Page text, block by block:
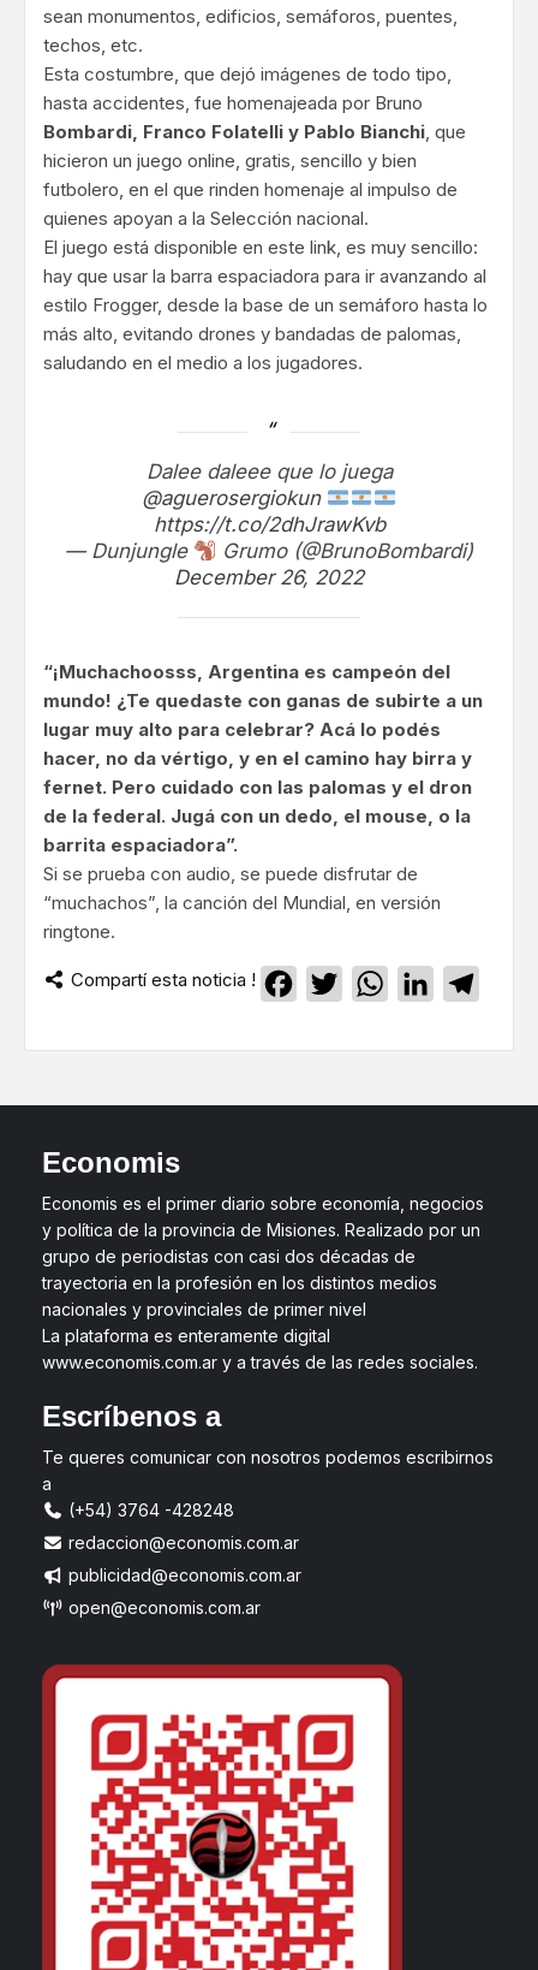
sean monumentos, edificios, semáforos, puentes,
techos, etc.
Esta costumbre, que dejó imágenes de todo tipo,
hasta accidentes, fue homenajeada por Bruno
Bombardi, Franco Folatelli y Pablo Bianchi , que
hicieron un juego online, gratis, sencillo y bien
futbolero, en el que rinden homenaje al impulso de
quienes apoyan a la Selección nacional.
El juego está disponible en este link, es muy sencillo:
hay que usar la barra espaciadora para ir avanzando al
estilo Frogger, desde la base de un semáforo hasta lo
más alto, evitando drones y bandadas de palomas,
saludando en el medio a los jugadores.
Dalee daleee que lo juega
@aguerosergiokun
https://t.co/2dhJrawKvb
— Dunjungle
Grumo (@BrunoBombardi)
December 26, 2022
“¡Muchachoosss, Argentina es campeón del
mundo! ¿Te quedaste con ganas de subirte a un
lugar muy alto para celebrar? Acá lo podés
hacer, no da vértigo, y en el camino hay birra y
fernet. Pero cuidado con las palomas y el dron
de la federal. Jugá con un dedo, el mouse, o la
barrita espaciadora”.
Si se prueba con audio, se puede disfrutar de
“muchachos”, la canción del Mundial, en versión
ringtone.
Compartí esta noticia ! Facebook
TwitterWhatsApp
LinkedIn
Economis
Economis es el primer diario sobre economía, negocios
y política de la provincia de Misiones. Realizado por un
grupo de periodistas con casi dos décadas de
trayectoria en la profesión en los distintos medios
nacionales y provinciales de primer nivel
La plataforma es enteramente digital
www.economis.com.ar y a través de las redes sociales.
Escríbenos a
Te queres comunicar con nosotros podemos escribirnos
a
(+54) 3764 -428248
redaccion@economis.com.ar
publicidad@economis.com.ar
open@economis.com.ar